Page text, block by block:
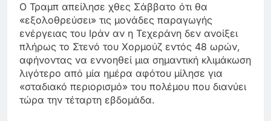
Ο Τραμπ απείλησε χθες Σάββατο ότι θα
«εξολοθρεύσει» τις μονάδες παραγωγής
ενέργειας του Ιράν αν η Τεχεράνη δεν ανοίξει
πλήρως το Στενό του Χορμούζ εντός 48 ωρών,
αφήνοντας να εννοηθεί μια σημαντική κλιμάκωση
λιγότερο από μία ημέρα αφότου μίλησε για
«σταδιακό περιορισμό» του πολέμου που διανύει
τώρα την τέταρτη εβδομάδα.